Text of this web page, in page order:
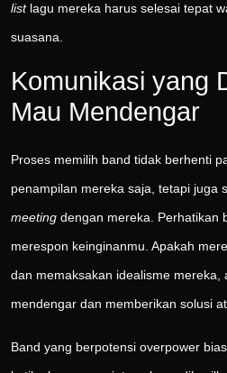
listlagu mereka harus selesai tepat
suasana.
Komunikasi yang
Mau Mendengar
Proses memilih band tidak berhenti
penampilan mereka saja, tetapi juga
meeting dengan mereka. Perhatikan
merespon keinginanmu. Apakah
dan memaksakan idealisme mereka,
mendengar dan memberikan solusi
Band yang berpotensi overpower